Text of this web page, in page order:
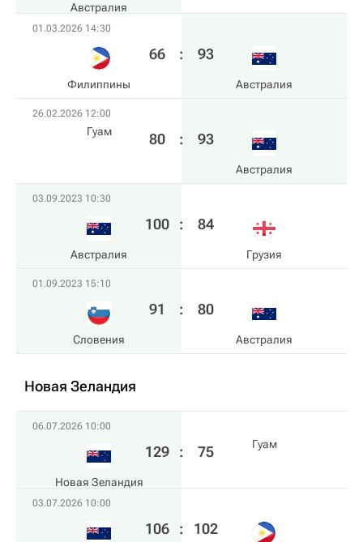
Австралия
01.03.2026 14:30
Филиппины
66 : 93
Австралия
26.02.2026 12:00
Гуам 80 : 93
Австралия
03.09.2023 10:30
Австралия
100 : 84
Грузия
01.09.2023 15:10
Словения
91 : 80
Австралия
Новая Зеландия
06.07.2026 10:00
Новая Зеландия
129 : 75 Гуам
03.07.2026 10:00
106 : 102